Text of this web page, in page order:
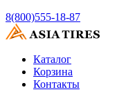
8(800)555-18-87
Каталог
Корзина
Контакты